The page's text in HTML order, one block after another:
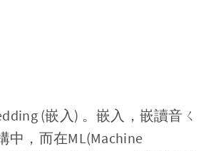
(嵌入) 。嵌入，嵌讀音ㄑ
中，而在ML(Machine